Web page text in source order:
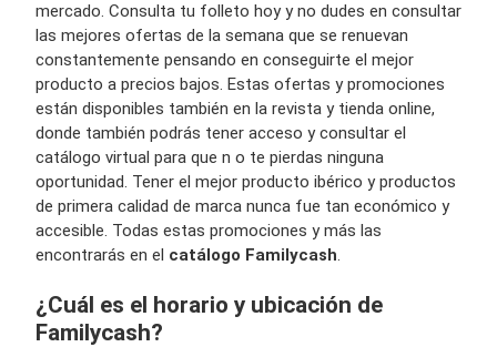
mercado. Consulta tu folleto hoy y no dudes en consultar
las mejores ofertas de la semana que se renuevan
constantemente pensando en conseguirte el mejor
producto a precios bajos. Estas ofertas y promociones
están disponibles también en la revista y tienda online,
donde también podrás tener acceso y consultar el
catálogo virtual para que n o te pierdas ninguna
oportunidad. Tener el mejor producto ibérico y productos
de primera calidad de marca nunca fue tan económico y
accesible. Todas estas promociones y más las
encontrarás en el catálogo Familycash.
¿Cuál es el horario y ubicación de
Familycash?